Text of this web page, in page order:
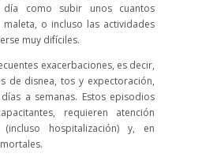
como subir unos cuantos
o incluso las actividades
muy difíciles.
exacerbaciones, es decir,
de disnea, tos y expectoración,
a semanas. Estos episodios
requieren atención
hospitalización) y, en